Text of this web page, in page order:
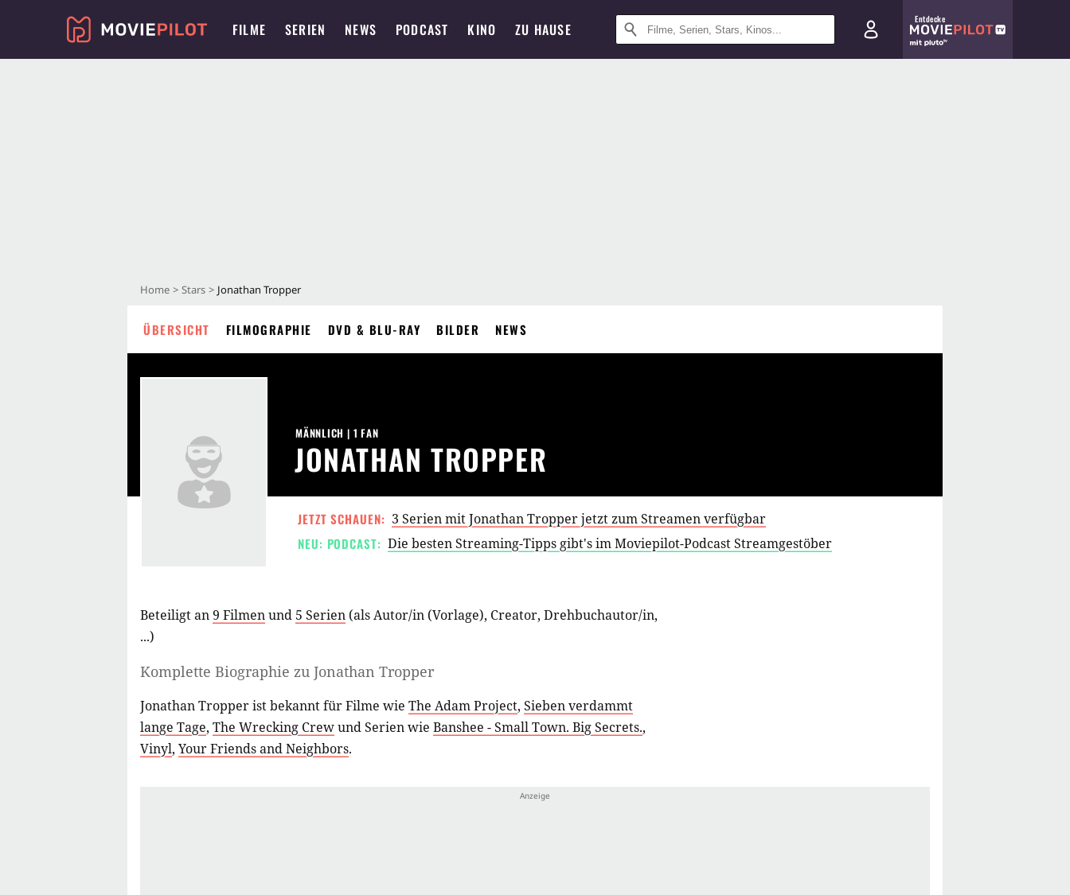
FILME SERIEN NEWS PODCAST KINO ZU HAUSE
Entdecke
Home Stars Jonathan Tropper
ÜBERSICHT FILMOGRAPHIE DVD & BLU-RAY BILDER NEWS
JONATHAN TROPPER
MÄNNLICH | 1 FAN
JETZT SCHAUEN: 3 Serien mit Jonathan Tropper jetzt zum Streamen verfügbar
NEU: PODCAST: Die besten Streaming-Tipps gibt's im Moviepilot-Podcast Streamgestöber
Beteiligt an9 Filmenund 5 Serien (alsAutor/in (Vorlage), Creator, Drehbuchautor/in,
...)
Komplette Biographie zu Jonathan Tropper
Jonathan Tropper ist bekannt für Filme wie The Adam Project, Sieben verdammt
lange Tage, The Wrecking Crewund Serien wie Banshee - Small Town. Big Secrets.,
Vinyl, Your Friends and Neighbors.